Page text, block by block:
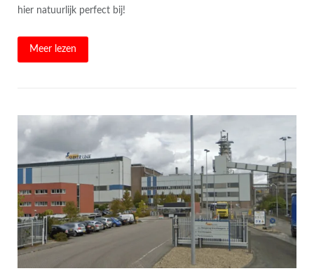
hier natuurlijk perfect bij!
Meer lezen